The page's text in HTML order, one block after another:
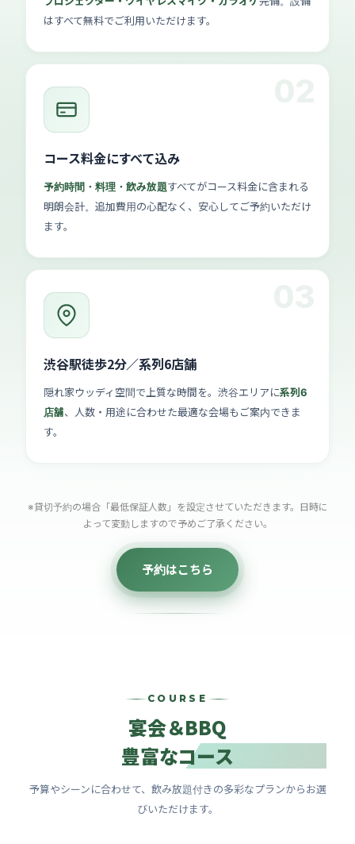
はすべて無料でご利用いただけます。
コース料金にすべて込み
予約時間・料理・飲み放題すべてがコース料金に含まれる
明朗会計。追加費用の心配なく、安心してご予約いただけ
ます。
渋谷駅徒歩2分／系列6店舗
隠れ家ウッディ空間で上質な時間を。渋谷エリアに系列6
店舗、人数・用途に合わせた最適な会場もご案内できま
す。
※貸切予約の場合「最低保証人数」を設定させていただきます。日時に
よって変動しますので予めご了承ください。
予約はこちら
COURSE
宴会＆BBQ
豊富なコース
予算やシーンに合わせて、飲み放題付きの多彩なプランからお選
びいただけます。